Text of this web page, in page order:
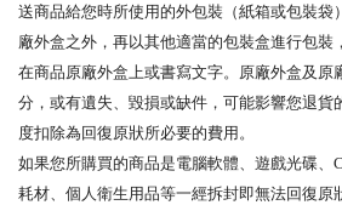
送商品給您時所使用的外包裝（紙箱或包裝袋
廠外盒之外，再以其他適當的包裝盒進行包裝
在商品原廠外盒上或書寫文字。原廠外盒及原
分，或有遺失、毀損或缺件，可能影響您退貨
度扣除為回復原狀所必要的費用。
如果您所購買的商品是電腦軟體、遊戲光碟、
耗材、個人衛生用品等一經拆封即無法回復原